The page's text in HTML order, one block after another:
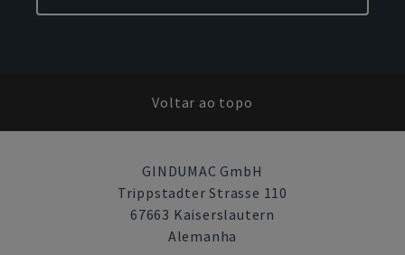
Voltar ao topo
GINDUMAC GmbH
Trippstadter Strasse 110
67663 Kaiserslautern
Alemanha